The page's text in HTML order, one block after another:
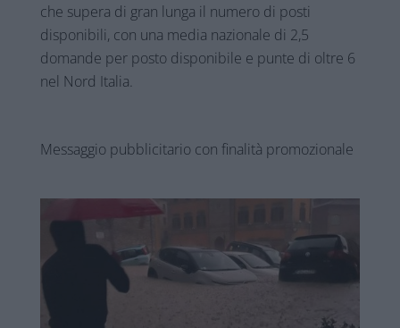
che supera di gran lunga il numero di posti
disponibili, con una media nazionale di 2,5
domande per posto disponibile e punte di oltre 6
nel Nord Italia.
Messaggio pubblicitario con finalità promozionale